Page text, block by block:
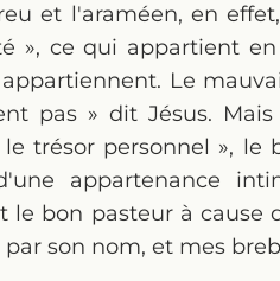
et l'araméen, en
», ce qui appartient
Le
pas » dit Jésus.
trésor personnel », le
appartenance
le bon pasteur à cause
son nom, et mes